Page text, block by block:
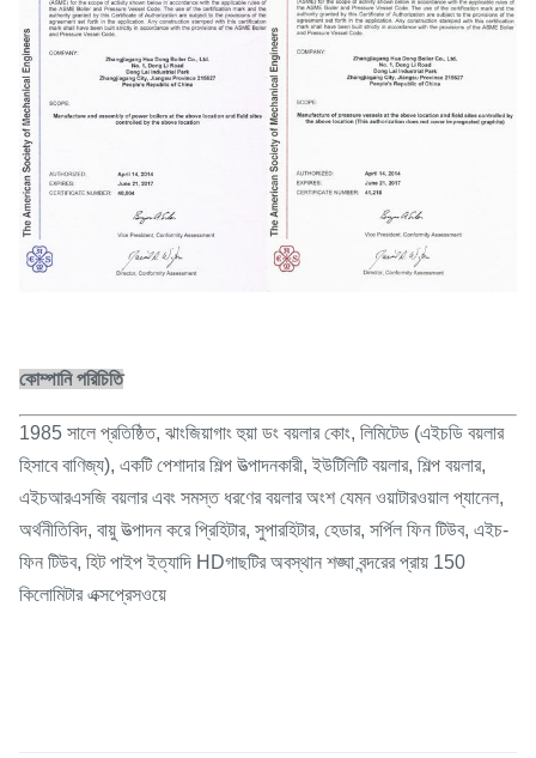
কোম্পানি পরিচিতি
1985 সালে প্রতিষ্ঠিত, ঝাংজিয়াগাং হুয়া ডং বয়লার কোং, লিমিটেড (এইচডি বয়লার
হিসাবে বাণিজ্য), একটি পেশাদার শিল্প উত্পাদনকারী, ইউটিলিটি বয়লার, শিল্প বয়লার,
এইচআরএসজি বয়লার এবং সমস্ত ধরণের বয়লার অংশ যেমন ওয়াটারওয়াল প্যানেল,
অর্থনীতিবিদ, বায়ু উত্পাদন করে প্রিহিটার, সুপারহিটার, হেডার, সর্পিল ফিন টিউব, এইচ-
ফিন টিউব, হিট পাইপ ইত্যাদি HDগাছটির অবস্থান শঙ্ঘা বন্দরের প্রায় 150
কিলোমিটার এক্সপ্রেসওয়ে